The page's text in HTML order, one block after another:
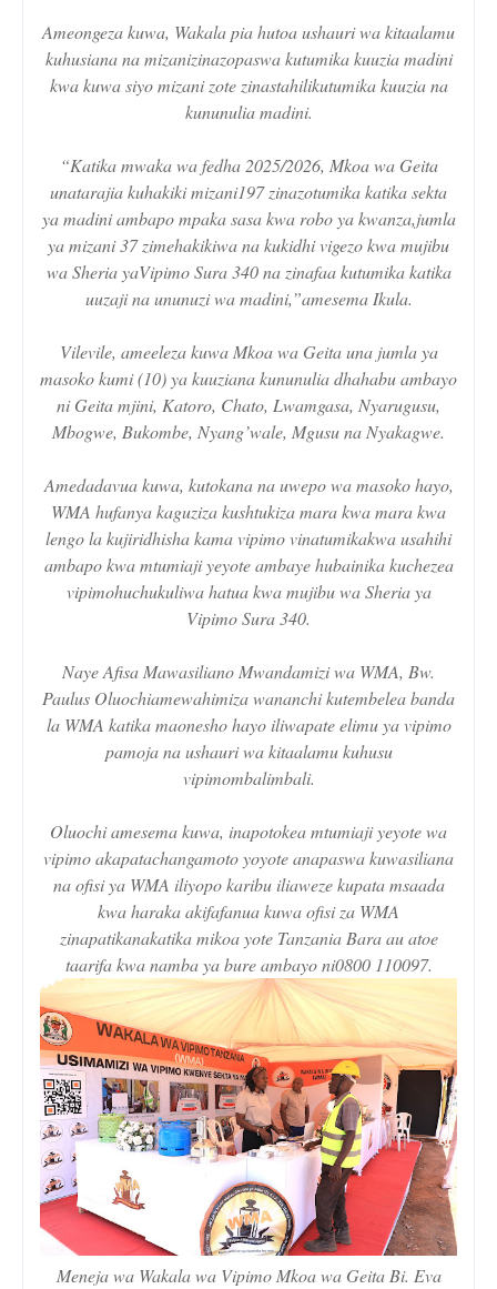
Ameongeza kuwa, Wakala pia hutoa ushauri wa kitaalamu
kuhusiana na mizanizinazopaswa kutumika kuuzia madini
kwa kuwa siyo mizani zote zinastahilikutumika kuuzia na
kununulia madini.
“Katika mwaka wa fedha 2025/2026, Mkoa wa Geita
unatarajia kuhakiki mizani197 zinazotumika katika sekta
ya madini ambapo mpaka sasa kwa robo ya kwanza,jumla
ya mizani 37 zimehakikiwa na kukidhi vigezo kwa mujibu
wa Sheria yaVipimo Sura 340 na zinafaa kutumika katika
uuzaji na ununuzi wa madini,”amesema Ikula.
Vilevile, ameeleza kuwa Mkoa wa Geita una jumla ya
masoko kumi (10) ya kuuziana kununulia dhahabu ambayo
ni Geita mjini, Katoro, Chato, Lwamgasa, Nyarugusu,
Mbogwe, Bukombe, Nyang’wale, Mgusu na Nyakagwe.
Amedadavua kuwa, kutokana na uwepo wa masoko hayo,
WMA hufanya kaguziza kushtukiza mara kwa mara kwa
lengo la kujiridhisha kama vipimo vinatumikakwa usahihi
ambapo kwa mtumiaji yeyote ambaye hubainika kuchezea
vipimohuchukuliwa hatua kwa mujibu wa Sheria ya
Vipimo Sura 340.
Naye Afisa Mawasiliano Mwandamizi wa WMA, Bw.
Paulus Oluochiamewahimiza wananchi kutembelea banda
la WMA katika maonesho hayo iliwapate elimu ya vipimo
pamoja na ushauri wa kitaalamu kuhusu
vipimombalimbali.
Oluochi amesema kuwa, inapotokea mtumiaji yeyote wa
vipimo akapatachangamoto yoyote anapaswa kuwasiliana
na ofisi ya WMA iliyopo karibu iliaweze kupata msaada
kwa haraka akifafanua kuwa ofisi za WMA
zinapatikanakatika mikoa yote Tanzania Bara au atoe
taarifa kwa namba ya bure ambayo ni0800 110097.
Meneja wa Wakala wa Vipimo Mkoa wa Geita Bi. Eva